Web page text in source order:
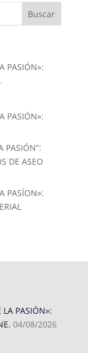
PASIÓN»:
PASIÓN»:
PASIÓN”:
DE ASEO
PASÍON»:
LA PASIÓN»:
04/08/2026